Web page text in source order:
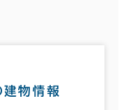
建物情報